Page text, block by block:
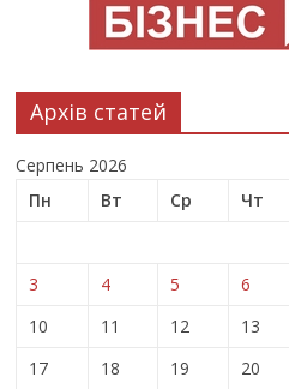
Архів статей
Серпень 2026
Пн
Вт Ср Чт
3
4 5 6
10
11 12 13
17
18 19 20